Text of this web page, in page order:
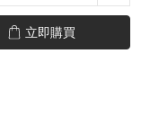
立即購買